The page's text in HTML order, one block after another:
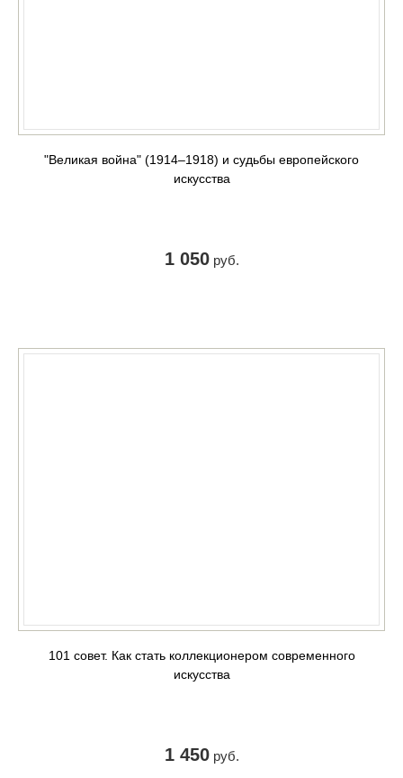
"Великая война" (1914–1918) и судьбы европейского
искусства
1 050руб.
101 совет. Как стать коллекционером современного
искусства
1 450руб.